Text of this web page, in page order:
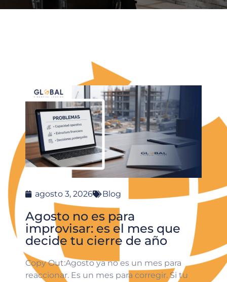
agosto 3, 2026 Blog
Agosto no es para
improvisar: es el mes que
decide tu cierre de año
Copy Out:Agosto ya no es un mes para
reaccionar. Es un mes para corregir. Si tu